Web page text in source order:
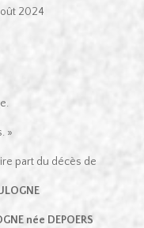
2024
»
part du décès de
née DEPOERS